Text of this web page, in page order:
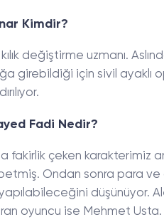
Kimdir?
değiştirme uzmanı.
girebildiği için sivil
Fadi Nedir?
fakirlik çeken karakterimiz
Ondan sonra para ve
düşünüyor.
oyuncu ise Mehmet Usta.